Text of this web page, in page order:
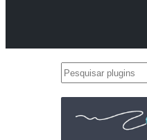
Pesquisar